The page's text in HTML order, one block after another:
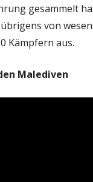
gesammelt
von
Kämpfern aus.
Malediven